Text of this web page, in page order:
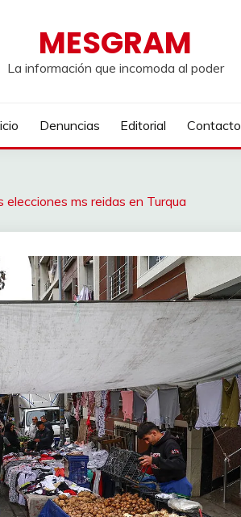
MESGRAM
La información que incomoda al poder
Denuncias Editorial Contacto
elecciones ms reidas en Turqua